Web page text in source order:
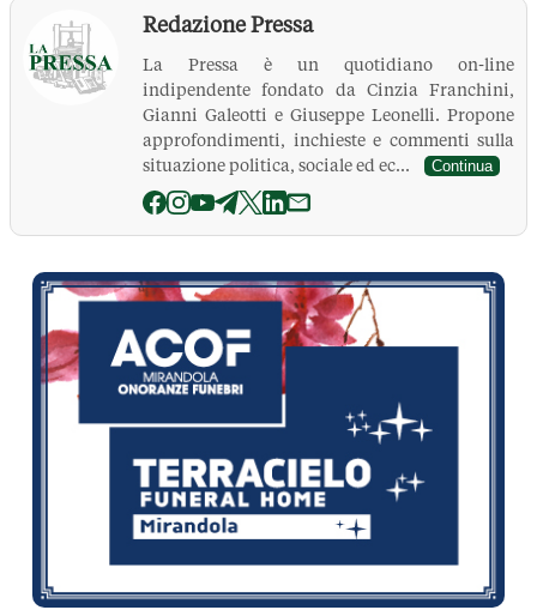
Redazione Pressa
La Pressa è un quotidiano on-line
indipendente fondato da Cinzia Franchini,
Gianni Galeotti e Giuseppe Leonelli. Propone
approfondimenti, inchieste e commenti sulla
situazione politica, sociale ed ec...
Continua
La Pressa